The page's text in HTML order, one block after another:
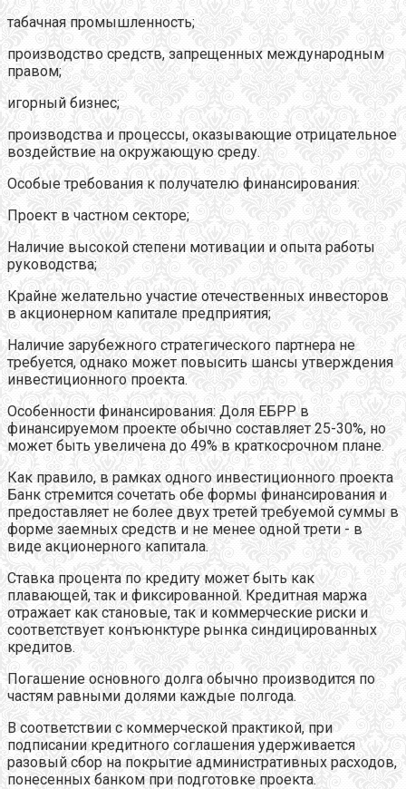
табачная промышленность;
производство средств, запрещенных международным
правом;
игорный бизнес;
производства и процессы, оказывающие отрицательное
воздействие на окружающую среду.
Особые требования к получателю финансирования:
Проект в частном секторе;
Наличие высокой степени мотивации и опыта работы
руководства;
Крайне желательно участие отечественных инвесторов
в акционерном капитале предприятия;
Наличие зарубежного стратегического партнера не
требуется, однако может повысить шансы утверждения
инвестиционного проекта.
Особенности финансирования: Доля ЕБРР в
финансируемом проекте обычно составляет 25-30%, но
может быть увеличена до 49% в краткосрочном плане.
Как правило, в рамках одного инвестиционного проекта
Банк стремится сочетать обе формы финансирования и
предоставляет не более двух третей требуемой суммы в
форме заемных средств и не менее одной трети - в
виде акционерного капитала.
Ставка процента по кредиту может быть как
плавающей, так и фиксированной. Кредитная маржа
отражает как становые, так и коммерческие риски и
соответствует конъюнктуре рынка синдицированных
кредитов.
Погашение основного долга обычно производится по
частям равными долями каждые полгода.
В соответствии с коммерческой практикой, при
подписании кредитного соглашения удерживается
разовый сбор на покрытие административных расходов,
понесенных банком при подготовке проекта.